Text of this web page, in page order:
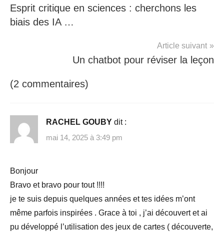
numérique,
pédagogie
Esprit critique en sciences : cherchons les
biais des IA …
Article suivant
Un chatbot pour réviser la leçon
(2 commentaires)
RACHEL GOUBY dit :
mai 14, 2025 à 3:49 pm
Bonjour
Bravo et bravo pour tout !!!!
je te suis depuis quelques années et tes idées m’ont
même parfois inspirées . Grace à toi , j’ai découvert et ai
pu développé l’utilisation des jeux de cartes ( découverte,